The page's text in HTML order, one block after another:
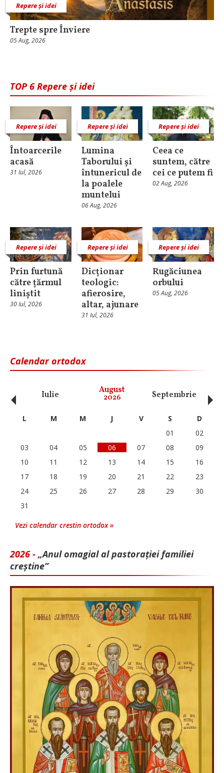
Repere și idei
Trepte spre Înviere
05 Aug, 2026
TOP 6 Repere și idei
Repere și idei
Întoarcerile
acasă
31 Iul, 2026
Repere și idei
Lumina
Taborului și
întunericul de
la poalele
muntelui
06 Aug, 2026
Repere și idei
Ceea ce
suntem, către
cei ce putem fi
02 Aug, 2026
Repere și idei
Prin furtună
către țărmul
liniștit
30 Iul, 2026
Repere și idei
Dicționar
teologic:
afierosire,
altar, ajunare
31 Iul, 2026
Repere și idei
Rugăciunea
orbului
05 Aug, 2026
Calendar ortodox
Iulie August
2026 Septembrie
‹ L M M J V S
D
01
02
03
04 05 06 07 08
09
10
11 12 13 14 15
16
17
18 19 20 21 22
23
24
25 26 27 28 29
30
31
Vezi calendar crestin ortodox »
2026 - „Anul omagial al pastorației familiei
creștine”